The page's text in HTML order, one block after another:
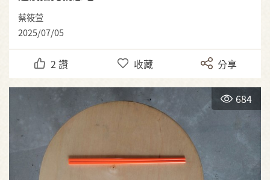
蔡筱萱
2025/07/05
2 讚 收藏 分享
684